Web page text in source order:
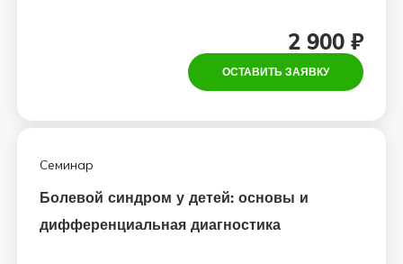
2 900 ₽
ОСТАВИТЬ ЗАЯВКУ
Семинар
Болевой синдром у детей: основы и
дифференциальная диагностика